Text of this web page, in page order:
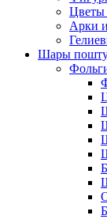
Цветы
Арки
Шары